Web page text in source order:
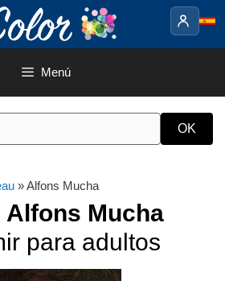
Menú
» Alfons Mucha
Alfons Mucha
para adultos